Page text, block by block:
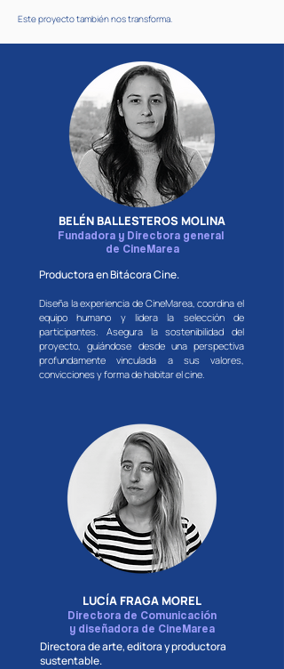
Este proyecto también nos transforma.
​​​​BELÉN BALLESTEROS MOLINA​
Fundadora y Directora general
de CineMarea
Productora en Bitácora Cine.
Diseña la experiencia de CineMarea, coordina el
equipo humano y lidera la selección de
participantes. Asegura la sostenibilidad del
proyecto, guiándose desde una perspectiva
profundamente vinculada a sus valores,
convicciones y forma de habitar el cine.
LUCÍA FRAGA MOREL
Directora de Comunicación
y diseñadora de CineMarea
Directora de arte, editora y productora
sustentable.